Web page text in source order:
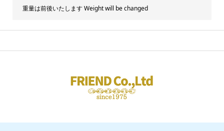
重量は前後いたします Weight will be changed